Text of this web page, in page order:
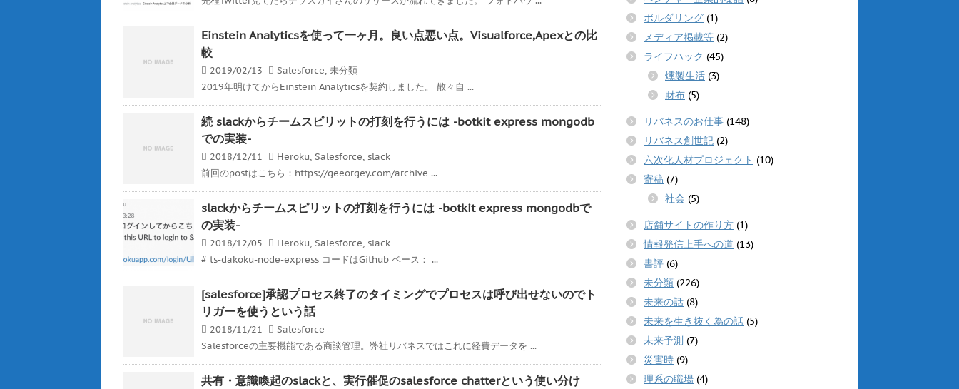
Einstein Analyticsを使って一ヶ月。良い点悪い点。Visualforce,Apexとの比
較
2019/02/13 Salesforce, 未分類
2019年明けてからEinstein Analyticsを契約しました。 散々自 ...
続 slackからチームスピリットの打刻を行うには -botkit express mongodb
での実装-
2018/12/11 Heroku, Salesforce, slack
前回のpostはこちら：https://geeorgey.com/archive ...
slackからチームスピリットの打刻を行うには -botkit express mongodbで
の実装-
2018/12/05 Heroku, Salesforce, slack
# ts-dakoku-node-express コードはGithub ベース： ...
[salesforce]承認プロセス終了のタイミングでプロセスは呼び出せないのでト
リガーを使うという話
2018/11/21
Salesforce
Salesforceの主要機能である商談管理。弊社リバネスではこれに経費データを ...
共有・意識喚起のslackと、実行催促のsalesforce chatterという使い分け
ボルダリング (1)
メディア掲載等 (2)
ライフハック (45)
燻製生活 (3)
財布 (5)
リバネスのお仕事 (148)
リバネス創世記 (2)
六次化人材プロジェクト (10)
寄稿 (7)
社会 (5)
店舗サイトの作り方 (1)
情報発信上手への道 (13)
書評 (6)
未分類 (226)
未来の話 (8)
未来を生き抜く為の話 (5)
未来予測 (7)
災害時 (9)
理系の職場 (4)